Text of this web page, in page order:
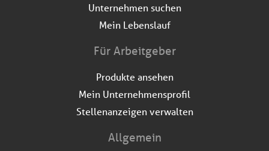
Unternehmen suchen
Mein Lebenslauf
Für Arbeitgeber
Produkte ansehen
Mein Unternehmensprofil
Stellenanzeigen verwalten
Allgemein